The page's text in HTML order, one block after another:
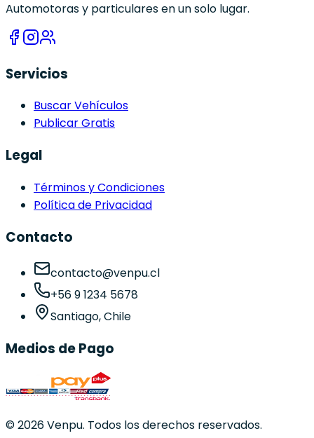
Automotoras y particulares en un solo lugar.
Servicios
Buscar Vehículos
Publicar Gratis
Legal
Términos y Condiciones
Política de Privacidad
Contacto
contacto@venpu.cl
+56 9 1234 5678
Santiago, Chile
Medios de Pago
©2026Venpu. Todos los derechos reservados.